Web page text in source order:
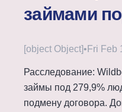
займами
[object Object]• Fri Feb
Расследование:
займы под 279,9%
подмену договора.